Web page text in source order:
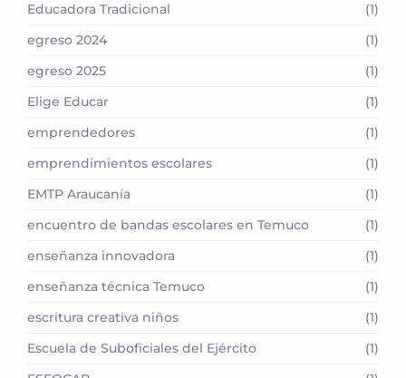
Educadora Tradicional
(1)
egreso 2024
(1)
egreso 2025
(1)
Elige Educar
(1)
emprendedores
(1)
emprendimientos escolares
(1)
EMTP Araucanía
(1)
encuentro de bandas escolares en Temuco
(1)
enseñanza innovadora
(1)
enseñanza técnica Temuco
(1)
escritura creativa niños
(1)
Escuela de Suboficiales del Ejército
(1)